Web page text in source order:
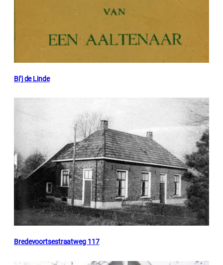
Bi’j de Linde
Bredevoortsestraatweg 117